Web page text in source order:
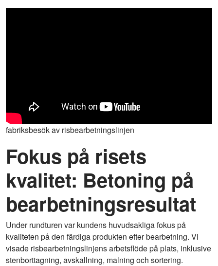
fabriksbesök av risbearbetningslinjen
Fokus på risets
kvalitet: Betoning på
bearbetningsresultat
Under rundturen var kundens huvudsakliga fokus på
kvaliteten på den färdiga produkten efter bearbetning. Vi
visade risbearbetningslinjens arbetsflöde på plats, inklusive
stenborttagning, avskallning, malning och sortering.